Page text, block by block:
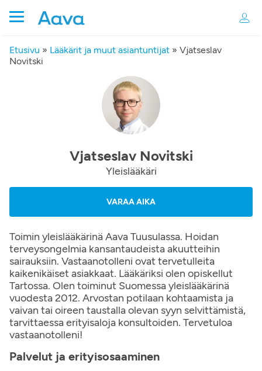
Etusivu » Lääkärit ja muut asiantuntijat » Vjatseslav
Novitski
Vjatseslav Novitski
Yleislääkäri
VARAA AIKA
Toimin yleislääkärinä Aava Tuusulassa. Hoidan
terveysongelmia kansantaudeista akuutteihin
sairauksiin. Vastaanotolleni ovat tervetulleita
kaikenikäiset asiakkaat. Lääkäriksi olen opiskellut
Tartossa. Olen toiminut Suomessa yleislääkärinä
vuodesta 2012. Arvostan potilaan kohtaamista ja
vaivan tai oireen taustalla olevan syyn selvittämistä,
tarvittaessa erityisaloja konsultoiden. Tervetuloa
vastaanotolleni!
Palvelut ja erityisosaaminen